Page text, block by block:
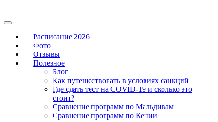
Расписание 2026
Фото
Отзывы
Полезное
Блог
Как путешествовать в условиях санкций
Где сдать тест на COVID-19 и сколько это
стоит?
Сравнение программ по Мальдивам
Сравнение программ по Кении